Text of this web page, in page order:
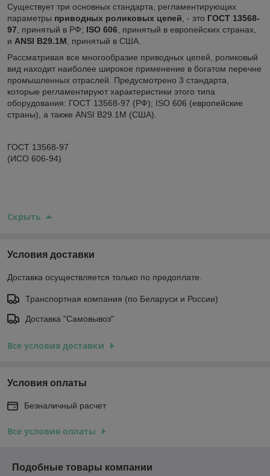
Существует три основных стандарта, регламентирующих
параметры приводных роликовых цепей , - это ГОСТ 13568-
97 , принятый в РФ; ISO 606 , принятый в европейских странах,
и ANSI B29.1М , принятый в США.
Рассматривая все многообразие приводных цепей, роликовый
вид находит наиболее широкое применение в богатом перечне
промышленных отраслей. Предусмотрено 3 стандарта,
которые регламентируют характеристики этого типа
оборудования: ГОСТ 13568-97 (РФ); ISO 606 (европейские
страны), а также ANSI B29.1М (США).
ГОСТ 13568-97
(ИСО 606-94)
Скрыть
Условия доставки
Доставка осуществляется только по предоплате.
Транспортная компания (по Беларуси и России)
Доставка "Самовывоз"
Все условия доставки
Условия оплаты
Безналичный расчет
Все условия оплаты
Подобные товары компании